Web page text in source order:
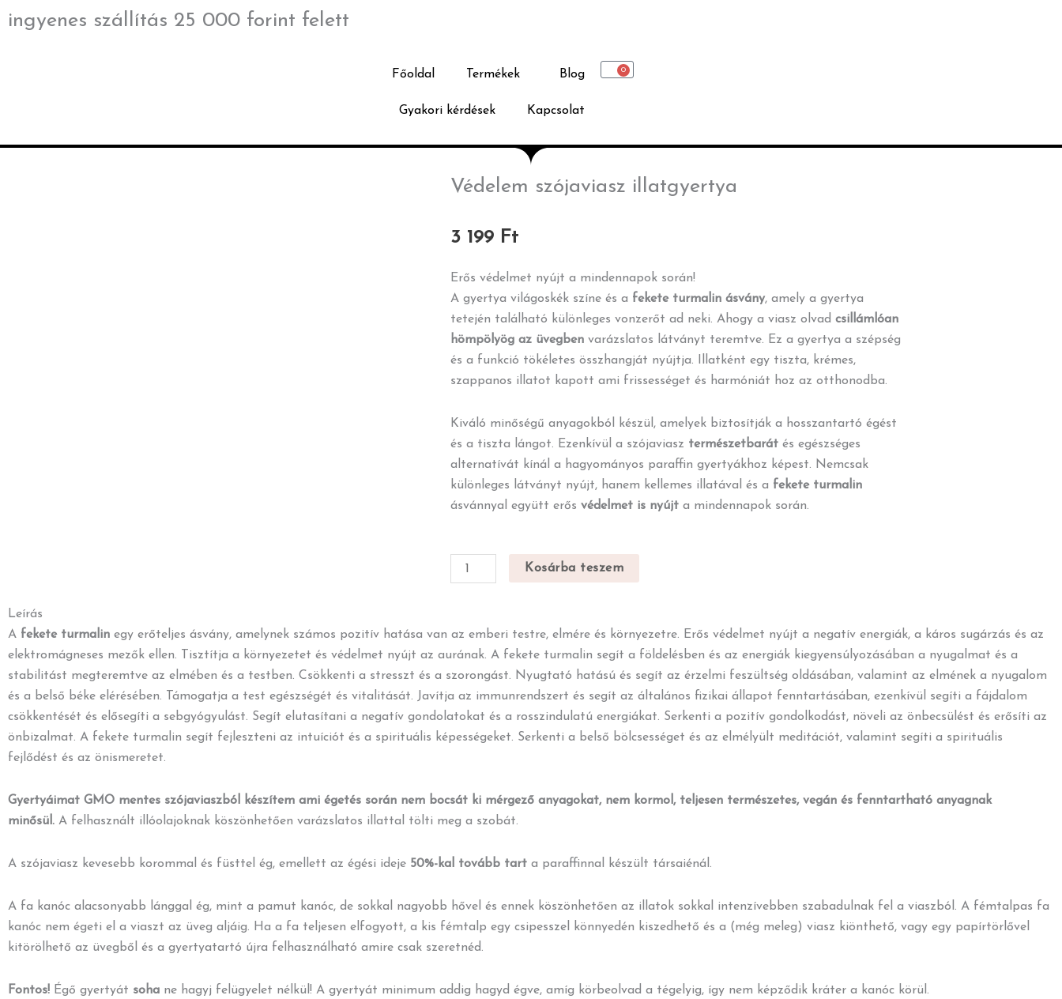
toingyenes szállítás 25 000 forint felett
Főoldal Termékek Blog
Gyakori kérdések Kapcsolat
0
Kosár
Védelem szójaviasz illatgyertya
3 199 Ft
Erős védelmet nyújt a mindennapok során!
A gyertya világoskék színe és a fekete turmalin ásvány, amely a gyertya
tetején található különleges vonzerőt ad neki. Ahogy a viasz olvad csillámlóan
hömpölyög az üvegben varázslatos látványt teremtve. Ez a gyertya a szépség
és a funkció tökéletes összhangját nyújtja. Illatként egy tiszta, krémes,
szappanos illatot kapott ami frissességet és harmóniát hoz az otthonodba.
Kiváló minőségű anyagokból készül, amelyek biztosítják a hosszantartó égést
és a tiszta lángot. Ezenkívül a szójaviasz természetbarát és egészséges
alternatívát kínál a hagyományos paraffin gyertyákhoz képest. Nemcsak
különleges látványt nyújt, hanem kellemes illatával és a fekete turmalin
ásvánnyal együtt erős védelmet is nyújt a mindennapok során.
Védelem
szójaviasz
mennyiség
Kosárba teszem
Leírás
A fekete turmalin egy erőteljes ásvány, amelynek számos pozitív hatása van az emberi testre, elmére és környezetre. Erős védelmet nyújt a negatív energiák, a káros sugárzás és az
elektromágneses mezők ellen. Tisztítja a környezetet és védelmet nyújt az aurának. A fekete turmalin segít a földelésben és az energiák kiegyensúlyozásában a nyugalmat és a
stabilitást megteremtve az elmében és a testben. Csökkenti a stresszt és a szorongást. Nyugtató hatású és segít az érzelmi feszültség oldásában, valamint az elmének a nyugalom
és a belső béke elérésében. Támogatja a test egészségét és vitalitását. Javítja az immunrendszert és segít az általános fizikai állapot fenntartásában, ezenkívül segíti a fájdalom
csökkentését és elősegíti a sebgyógyulást. Segít elutasítani a negatív gondolatokat és a rosszindulatú energiákat. Serkenti a pozitív gondolkodást, növeli az önbecsülést és erősíti az
önbizalmat. A fekete turmalin segít fejleszteni az intuíciót és a spirituális képességeket. Serkenti a belső bölcsességet és az elmélyült meditációt, valamint segíti a spirituális
fejlődést és az önismeretet.
Gyertyáimat GMO mentes szójaviaszból készítem ami égetés során nem bocsát ki mérgező anyagokat, nem kormol, teljesen természetes, vegán és fenntartható anyagnak
minősül. A felhasznált illóolajoknak köszönhetően varázslatos illattal tölti meg a szobát.
A szójaviasz kevesebb korommal és füsttel ég, emellett az égési ideje 50%-kal tovább tart a paraffinnal készült társaiénál.
A fa kanóc alacsonyabb lánggal ég, mint a pamut kanóc, de sokkal nagyobb hővel és ennek köszönhetően az illatok sokkal intenzívebben szabadulnak fel a viaszból. A fémtalpas fa
kanóc nem égeti el a viaszt az üveg aljáig. Ha a fa teljesen elfogyott, a kis fémtalp egy csipesszel könnyedén kiszedhető és a (még meleg) viasz kiönthető, vagy egy papírtörlővel
kitörölhető az üvegből és a gyertyatartó újra felhasználható amire csak szeretnéd.
Fontos! Égő gyertyát soha ne hagyj felügyelet nélkül! A gyertyát minimum addig hagyd égve, amíg körbeolvad a tégelyig, így nem képződik kráter a kanóc körül.